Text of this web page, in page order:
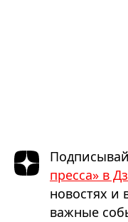
пресса» в
новостях и
важные